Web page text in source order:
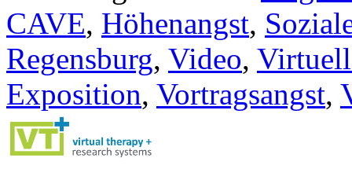
CAVE, Höhenangst,
Regensburg, Video,
Exposition, Vortragsangst,